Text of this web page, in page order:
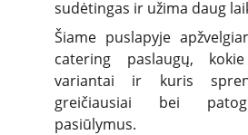
sudėtingas ir užima daug
Šiame puslapyje
catering paslaugų,
variantai ir kuris
greičiausiai bei
pasiūlymus.